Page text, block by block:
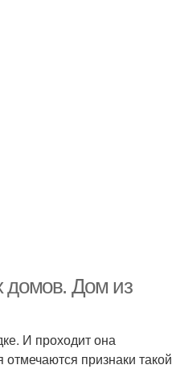
домов. Дом из
И проходит она
признаки такой